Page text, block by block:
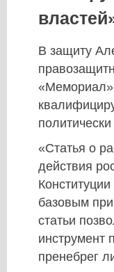
В защиту
«Мемориал»
«Статья о
действия
базовым
статьи
инструмент
пренебрег